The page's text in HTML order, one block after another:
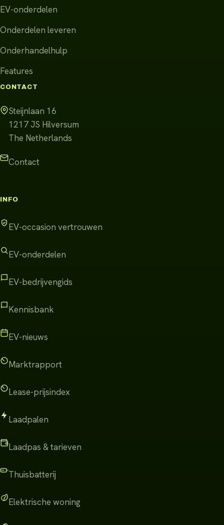
EV-onderdelen
Onderdelen leveren
Onderhandelhulp
Features
CONTACT
Steijnlaan 16
1217 JS Hilversum
The Netherlands
Contact
INFO
EV-occasion vertrouwen
EV-onderdelen
EV-bedrijvengids
Kennisbank
EV-nieuws
Marktrapport
Lease-prijsindex
Laadpalen
Laadpas & tarieven
Thuisbatterij
Elektrische woning